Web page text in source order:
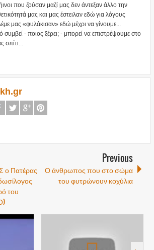
που ζούσαν μαζί μας δεν άντεξαν άλλο την
μας και μας έστειλαν εδώ για λόγους
μας «φυλάκισαν» εδώ μέχρι να γίνουμε...
συμβεί - ποιος ξέρει; - μπορεί να επιστρέψουμε στο
σπίτι...
ο Πατέρας
του
Previous
Ο άνθρωπος που στο σώμα
του φυτρώνουν κοχύλια